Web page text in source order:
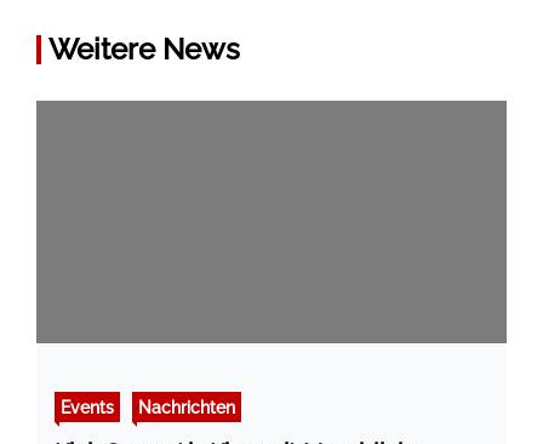
Weitere News
Events Nachrichten